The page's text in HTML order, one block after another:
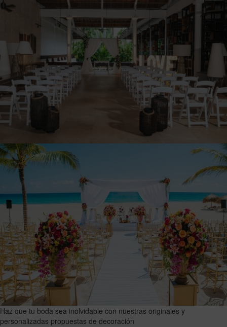
Haz que tu boda sea inolvidable con nuestras originales y
personalizadas propuestas de decoración